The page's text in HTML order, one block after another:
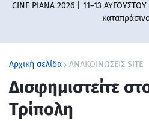
CINE PIANA 2026 | 11–13
Αρχική σελίδα ΑΝΑΚΟΙΝΩΣΕΙΣ SITE
Δισφημιστείτε
Τρίπολη